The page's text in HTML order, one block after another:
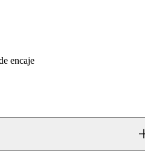
encaje